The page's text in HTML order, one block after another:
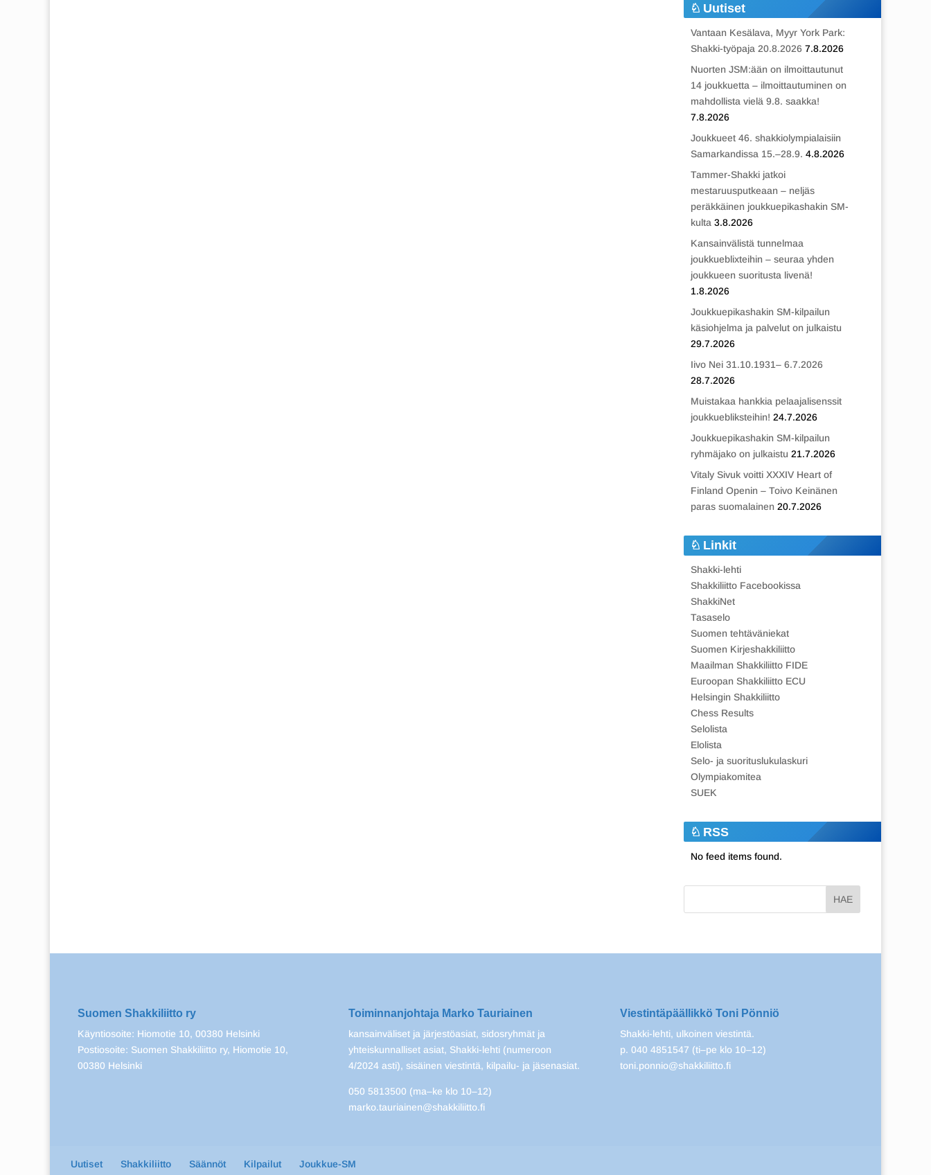
Uutiset
Vantaan Kesälava, Myyr York Park:
Shakki-työpaja 20.8.2026 7.8.2026
Nuorten JSM:ään on ilmoittautunut
14 joukkuetta – ilmoittautuminen on
mahdollista vielä 9.8. saakka!
7.8.2026
Joukkueet 46. shakkiolympialaisiin
Samarkandissa 15.–28.9. 4.8.2026
Tammer-Shakki jatkoi
mestaruusputkeaan – neljäs
peräkkäinen joukkuepikashakin SM-
kulta 3.8.2026
Kansainvälistä tunnelmaa
joukkueblixteihin – seuraa yhden
joukkueen suoritusta livenä!
1.8.2026
Joukkuepikashakin SM-kilpailun
käsiohjelma ja palvelut on julkaistu
29.7.2026
Iivo Nei 31.10.1931– 6.7.2026
28.7.2026
Muistakaa hankkia pelaajalisenssit
joukkuebliksteihin! 24.7.2026
Joukkuepikashakin SM-kilpailun
ryhmäjako on julkaistu 21.7.2026
Vitaly Sivuk voitti XXXIV Heart of
Finland Openin – Toivo Keinänen
paras suomalainen 20.7.2026
Linkit
Shakki-lehti
Shakkiliitto Facebookissa
ShakkiNet
Tasaselo
Suomen tehtäväniekat
Suomen Kirjeshakkiliitto
Maailman Shakkiliitto FIDE
Euroopan Shakkiliitto ECU
Helsingin Shakkiliitto
Chess Results
Selolista
Elolista
Selo- ja suorituslukulaskuri
Olympiakomitea
SUEK
RSS
No feed items found.
Suomen Shakkiliitto ry
Käyntiosoite: Hiomotie 10, 00380 Helsinki
Postiosoite: Suomen Shakkiliitto ry, Hiomotie 10,
00380 Helsinki
Toiminnanjohtaja Marko Tauriainen
kansainväliset ja järjestöasiat, sidosryhmät ja
yhteiskunnalliset asiat, Shakki-lehti (numeroon
4/2024 asti), sisäinen viestintä, kilpailu- ja jäsenasiat.
050 5813500 (ma–ke klo 10–12)
marko.tauriainen@shakkiliitto.fi
Viestintäpäällikkö Toni Pönniö
Shakki-lehti, ulkoinen viestintä.
p. 040 4851547 (ti–pe klo 10–12)
toni.ponnio@shakkiliitto.fi
Uutiset Shakkiliitto Säännöt Kilpailut Joukkue-SM